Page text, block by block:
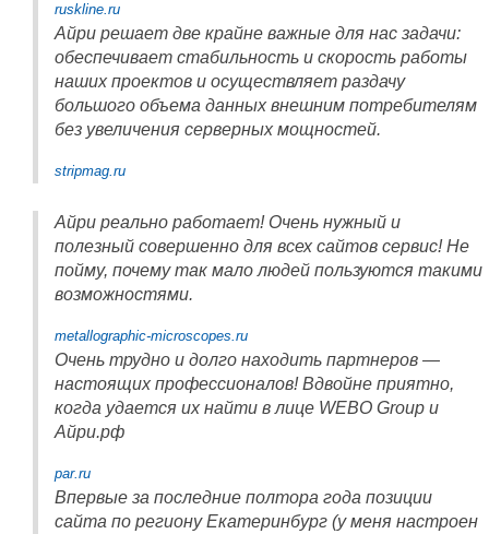
ruskline.ru
Айри решает две крайне важные для нас задачи:
обеспечивает стабильность и скорость работы
наших проектов и осуществляет раздачу
большого объема данных внешним потребителям
без увеличения серверных мощностей.
stripmag.ru
Айри реально работает! Очень нужный и
полезный совершенно для всех сайтов сервис! Не
пойму, почему так мало людей пользуются такими
возможностями.
metallographic-microscopes.ru
Очень трудно и долго находить партнеров —
настоящих профессионалов! Вдвойне приятно,
когда удается их найти в лице WEBO Group и
Айри.рф
par.ru
Впервые за последние полтора года позиции
сайта по региону Екатеринбург (у меня настроен